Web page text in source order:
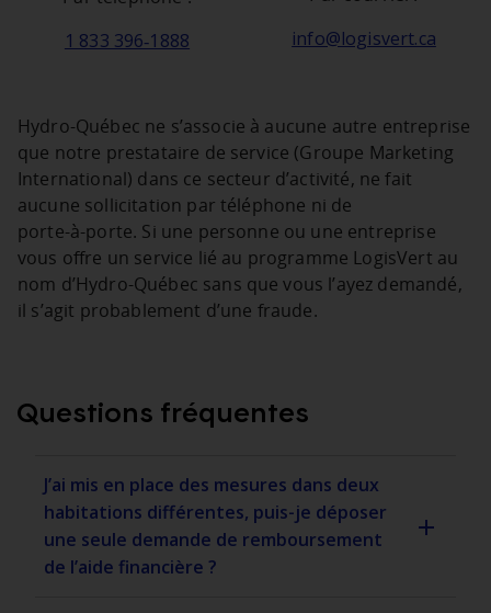
1 833 396‑1888
info@logisvert.ca
Hydro‑Québec ne s’associe à aucune autre entreprise
que notre prestataire de service (Groupe Marketing
International) dans ce secteur d’activité, ne fait
aucune sollicitation par téléphone ni de
porte‑à‑porte. Si une personne ou une entreprise
vous offre un service lié au programme LogisVert au
nom d’Hydro‑Québec sans que vous l’ayez demandé,
il s’agit probablement d’une fraude.
Questions fréquentes
J’ai mis en place des mesures dans deux
habitations différentes, puis-je déposer
une seule demande de remboursement
de l’aide financière ?